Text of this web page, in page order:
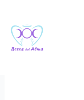
contenido